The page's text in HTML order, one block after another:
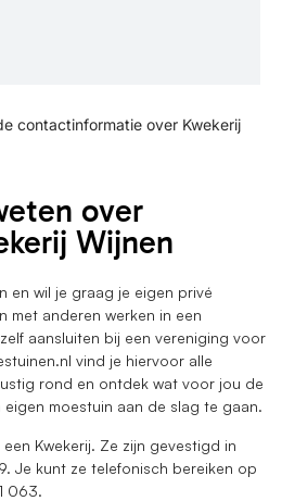
contactinformatie over Kwekerij
over
Wijnen
en wil je graag je eigen privé
met anderen werken in een
aansluiten bij een vereniging voor
vind je hiervoor alle
rond en ontdek wat voor jou de
eigen moestuin aan de slag te gaan.
Kwekerij. Ze zijn gevestigd in
Je kunt ze telefonisch bereiken op
063.